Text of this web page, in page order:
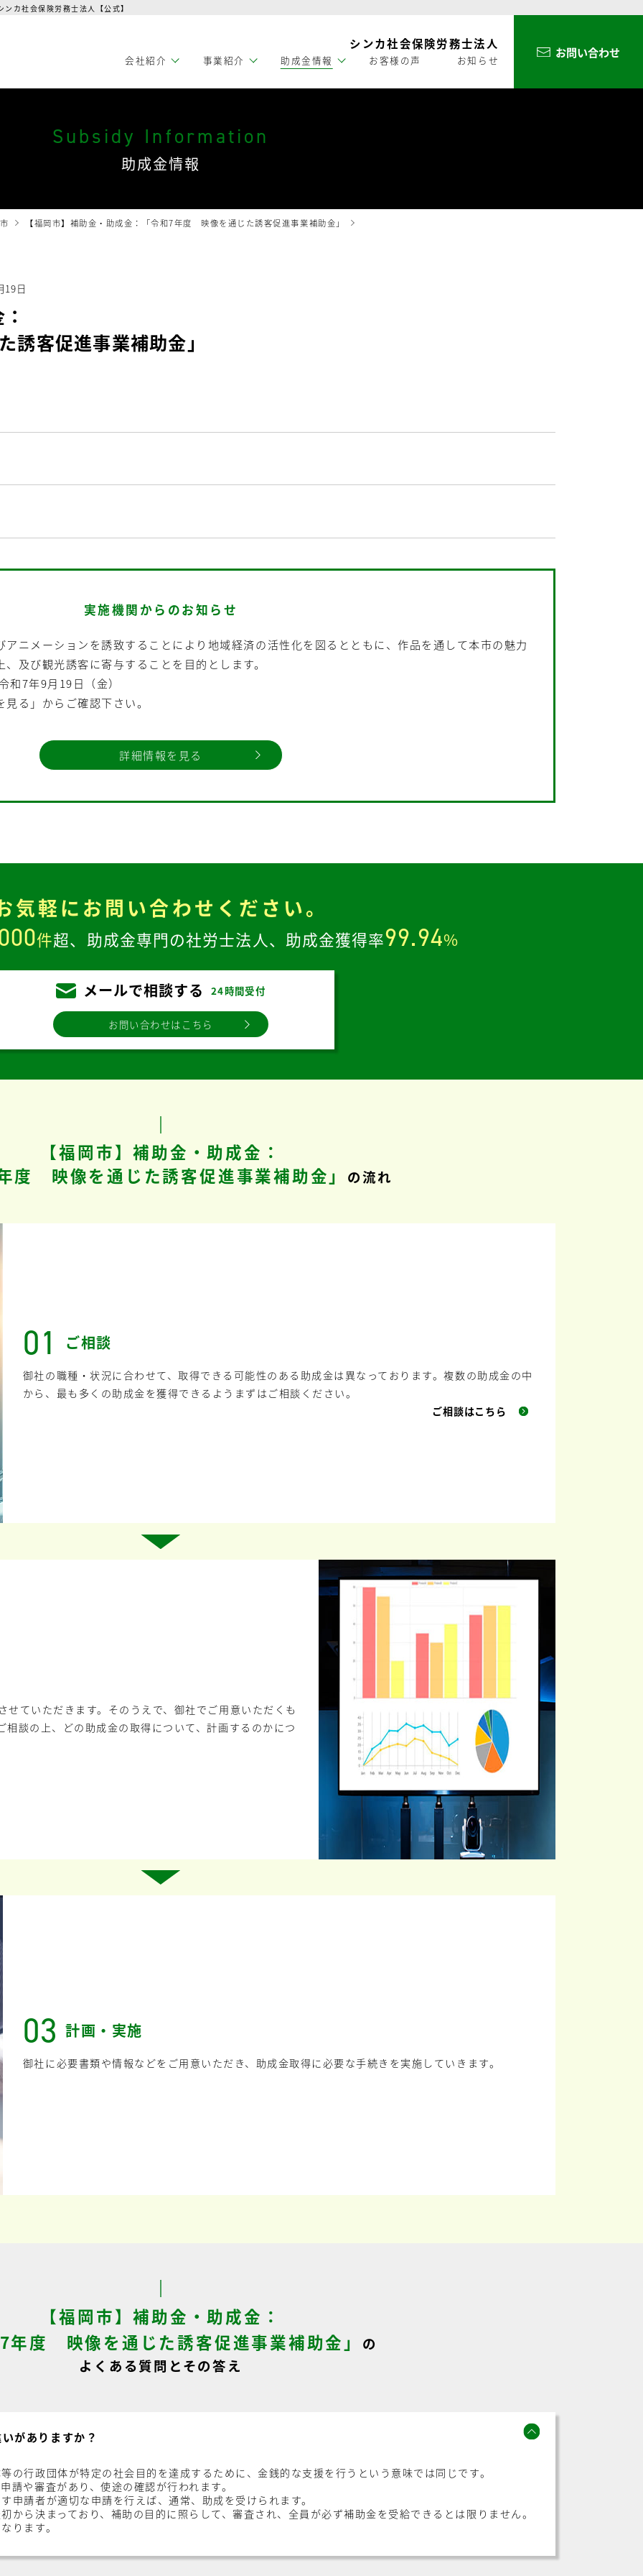
カ社会保険労務士法人【公式】
シンカ社会保険労務士法人
会社紹介 事業紹介 助成金情報 お客様の声 お知らせ お問い合わせ
Subsidy Information
助成金情報
【福岡市】補助金・助成金：「令和7年度 映像を通じた誘客促進事業補助金」
19日
客促進事業補助金」
実施機関からのお知らせ
ニメーションを誘致することにより地域経済の活性化を図るとともに、作品を通して本市の魅力
及び観光誘客に寄与することを目的とします。
和7年9月19日（金）
る」からご確認下さい。
詳細情報を見る
気軽に お問い合わせください。
件超、 助成金専門の社労士法人、 助成金獲得率99.94%
メールで相談する 24時間受付
お問い合わせはこちら
【福岡市】補助金・助成金：
度 映像を通じた誘客促進事業補助金」
の流れ
01 ご相談
御社の職種・状況に合わせて、取得できる可能性のある助成金は異なっております。複数の助成金の中
から、最も多くの助成金を獲得できるようまずはご相談ください。
ご相談はこちら
ていただきます。そのうえで、御社でご用意いただくも
談の上、どの助成金の取得について、計画するのかにつ
03 計画・実施
御社に必要書類や情報などをご用意いただき、助成金取得に必要な手続きを実施していきます。
【福岡市】補助金・助成金：
年度 映像を通じた誘客促進事業補助金」
の
よくある質問とその答え
がありますか？
の行政団体が特定の社会目的を達成するために、金銭的な支援を行うという意味では同じです。
請や審査があり、使途の確認が行われます。
申請者が適切な申請を行えば、通常、助成を受けられます。
から決まっており、補助の目的に照らして、審査され、全員が必ず補助金を受給できるとは限りません。
ります。